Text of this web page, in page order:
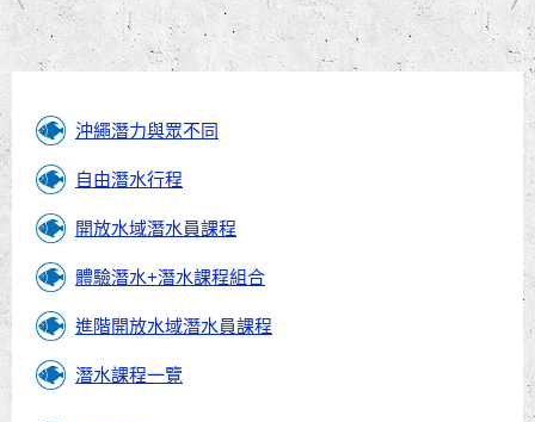
章
沖繩潛力與眾不同
自由潛水行程
開放水域潛水員課程
體驗潛水+潛水課程組合
進階開放水域潛水員課程
潛水課程一覽